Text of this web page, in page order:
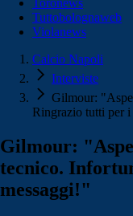
Toronews
Tuttobolognaweb
Violanews
Calcio Napoli
Interviste
Gilmour:
Ringrazio tutti per i
Gilmour:
tecnico.
messaggi!"